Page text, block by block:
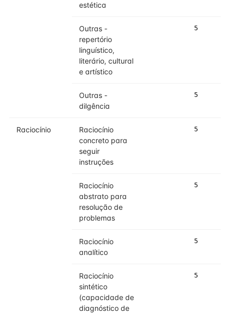
estética
Outras -
repertório
linguístico,
literário, cultural
e artístico
5
Outras -
dilgência
5
Raciocínio
Raciocínio
concreto para
seguir
instruções
5
Raciocínio
abstrato para
resolução de
problemas
5
Raciocínio
analítico
5
Raciocínio
sintético
(capacidade de
diagnóstico de
5